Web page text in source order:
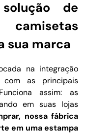
de
sua marca
na integração
com as principais
assim: as
em suas lojas
nossa fábrica
em uma estampa